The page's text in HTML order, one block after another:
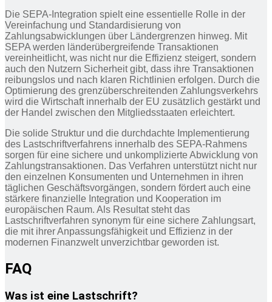
Die SEPA-Integration spielt eine essentielle Rolle in der
Vereinfachung und Standardisierung von
Zahlungsabwicklungen über Ländergrenzen hinweg. Mit
SEPA werden länderübergreifende Transaktionen
vereinheitlicht, was nicht nur die Effizienz steigert, sondern
auch den Nutzern Sicherheit gibt, dass ihre Transaktionen
reibungslos und nach klaren Richtlinien erfolgen. Durch die
Optimierung des grenzüberschreitenden Zahlungsverkehrs
wird die Wirtschaft innerhalb der EU zusätzlich gestärkt und
der Handel zwischen den Mitgliedsstaaten erleichtert.
Die solide Struktur und die durchdachte Implementierung
des Lastschriftverfahrens innerhalb des SEPA-Rahmens
sorgen für eine sichere und unkomplizierte Abwicklung von
Zahlungstransaktionen. Das Verfahren unterstützt nicht nur
den einzelnen Konsumenten und Unternehmen in ihren
täglichen Geschäftsvorgängen, sondern fördert auch eine
stärkere finanzielle Integration und Kooperation im
europäischen Raum. Als Resultat steht das
Lastschriftverfahren synonym für eine sichere Zahlungsart,
die mit ihrer Anpassungsfähigkeit und Effizienz in der
modernen Finanzwelt unverzichtbar geworden ist.
FAQ
Was ist eine Lastschrift?